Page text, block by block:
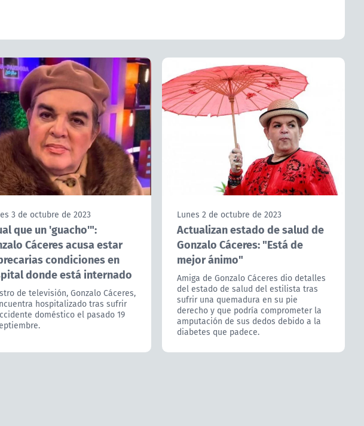
3 de octubre de 2023
que un 'guacho'":
Cáceres acusa estar
condiciones en
donde está internado
de televisión, Gonzalo Cáceres,
hospitalizado tras sufrir
doméstico el pasado 19
Lunes 2 de octubre de 2023
Actualizan estado de salud de
Gonzalo Cáceres: "Está de
mejor ánimo"
Amiga de Gonzalo Cáceres dio detalles
del estado de salud del estilista tras
sufrir una quemadura en su pie
derecho y que podría comprometer la
amputación de sus dedos debido a la
diabetes que padece.